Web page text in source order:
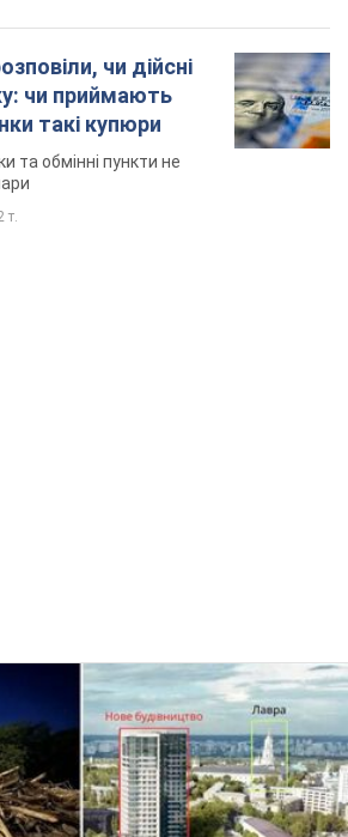
чи дійсні
чи приймають
такі купюри
та обмінні пункти не
т.